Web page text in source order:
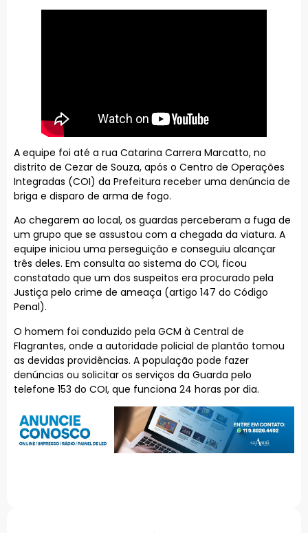
A equipe foi até a rua Catarina Carrera Marcatto, no
distrito de Cezar de Souza, após o Centro de Operações
Integradas (COI) da Prefeitura receber uma denúncia de
briga e disparo de arma de fogo.
Ao chegarem ao local, os guardas perceberam a fuga de
um grupo que se assustou com a chegada da viatura. A
equipe iniciou uma perseguição e conseguiu alcançar
três deles. Em consulta ao sistema do COI, ficou
constatado que um dos suspeitos era procurado pela
Justiça pelo crime de ameaça (artigo 147 do Código
Penal).
O homem foi conduzido pela GCM à Central de
Flagrantes, onde a autoridade policial de plantão tomou
as devidas providências. A população pode fazer
denúncias ou solicitar os serviços da Guarda pelo
telefone 153 do COI, que funciona 24 horas por dia.